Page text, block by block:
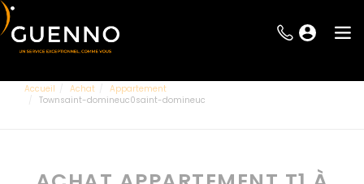
Accueil Achat
Appartement
Townsaint-domineuc0saint-domineuc